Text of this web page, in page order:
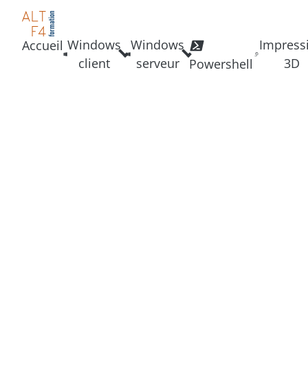
Accueil Windows
client
Windows
serveur
Powershell
3D